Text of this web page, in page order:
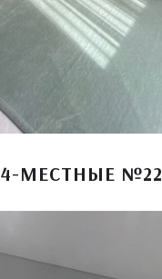
4-МЕСТНЫЕ №22